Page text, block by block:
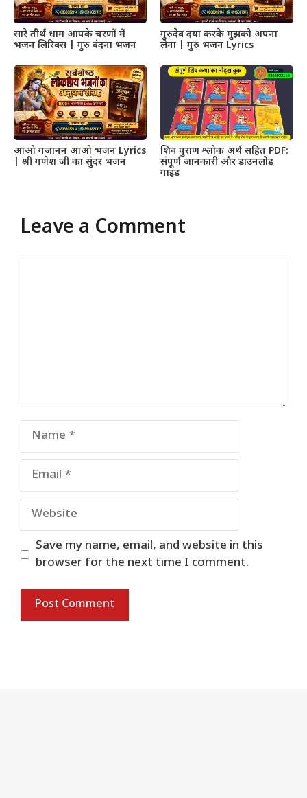
सारे तीर्थ धाम आपके चरणों में
भजन लिरिक्स | गुरु वंदना भजन
गुरुदेव दया करके मुझको अपना
लेना | गुरु भजन Lyrics
आओ गजानन आओ भजन Lyrics
| श्री गणेश जी का सुंदर भजन
शिव पुराण श्लोक अर्थ सहित PDF:
संपूर्ण जानकारी और डाउनलोड
गाइड
Leave a Comment
Name
Email
Website
Save my name, email, and website in this
browser for the next time I comment.